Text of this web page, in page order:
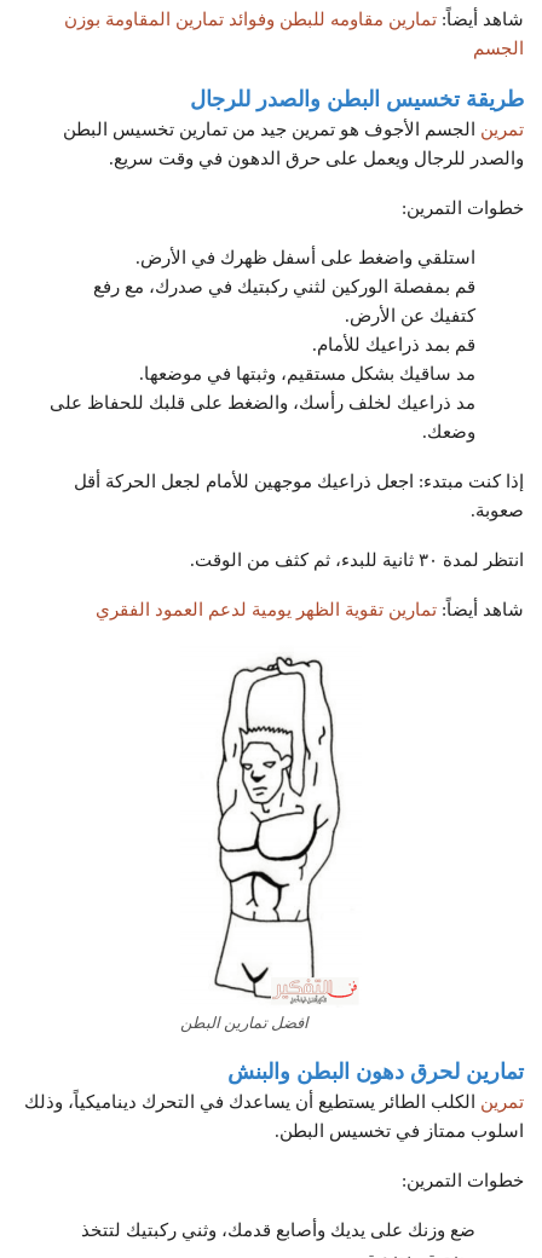
شاهد أيضاً: تمارين مقاومه للبطن وفوائد تمارين المقاومة بوزن
الجسم
طريقة تخسيس البطن والصدر للرجال
تمرين الجسم الأجوف هو تمرين جيد من تمارين تخسيس البطن
والصدر للرجال ويعمل على حرق الدهون في وقت سريع.
خطوات التمرين:
استلقي واضغط على أسفل ظهرك في الأرض.
قم بمفصلة الوركين لثني ركبتيك في صدرك، مع رفع
كتفيك عن الأرض.
قم بمد ذراعيك للأمام.
مد ساقيك بشكل مستقيم، وثبتها في موضعها.
مد ذراعيك لخلف رأسك، والضغط على قلبك للحفاظ على
وضعك.
إذا كنت مبتدء: اجعل ذراعيك موجهين للأمام لجعل الحركة أقل
صعوبة.
انتظر لمدة ٣٠ ثانية للبدء، ثم كثف من الوقت.
شاهد أيضاً: تمارين تقوية الظهر يومية لدعم العمود الفقري
افضل تمارين البطن
تمارين لحرق دهون البطن والبنش
تمرين الكلب الطائر يستطيع أن يساعدك في التحرك ديناميكياً، وذلك
اسلوب ممتاز في تخسيس البطن.
خطوات التمرين:
ضع وزنك على يديك وأصابع قدمك، وثني ركبتيك لتتخذ